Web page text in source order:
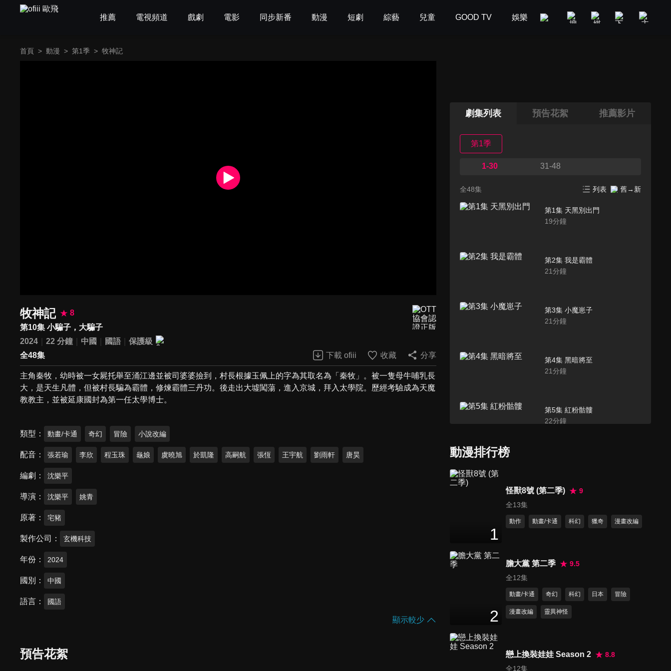
推薦 電視頻道 戲劇 電影 同步新番 動漫 短劇 綜藝 兒童 GOOD TV 娛樂 美食旅遊 新聞政論
首頁 > 動漫 > 第1季 > 牧神記
牧神記
8
第10集 小騙子，大騙子
2024
22 分鐘 中國 國語
保護級
全48集
下載 ofiii 收藏 分享
主角秦牧，幼時被一女屍托舉至涌江邊並被司婆婆撿到，村長根據玉佩上的字為其取名為「秦牧」。被一隻母牛哺乳長
大，是天生凡體，但被村長騙為霸體，修煉霸體三丹功。後走出大墟闖蕩，進入京城，拜入太學院。歷經考驗成為天魔
教教主，並被延康國封為第一任太學博士。
類型 動畫/卡通 奇幻 冒險 小說改編
配音 張若瑜 李欣 程玉珠 龜娘 虞曉旭 於凱隆 高嗣航 張恆 王宇航 劉雨軒 唐昊
編劇 沈樂平
導演 沈樂平 姚青
原著 宅豬
製作公司 玄機科技
年份 2024
國別 中國
語言 國語
顯示較少
預告花絮
劇集列表 預告花絮 推薦影片
第1季
1-30 31-48
全48集 列表 舊→新
第1集 天黑別出門
19分鐘
第2集 我是霸體
21分鐘
第3集 小魔崽子
21分鐘
第4集 黑暗將至
21分鐘
第5集 紅粉骷髏
22分鐘
22分鐘
第8集 破心中神
第9集 壁畫尋古
第10集 小騙子，大騙子
動漫排行榜
1
怪獸8號 (第二季)
9
全13集
動作 動畫/卡通 科幻 獵奇 漫畫改編
2
膽大黨 第二季
9.5
全12集
動畫/卡通 奇幻 科幻 日本 冒險
漫畫改編 靈異神怪
戀上換裝娃娃 Season 2
8.8
全12集